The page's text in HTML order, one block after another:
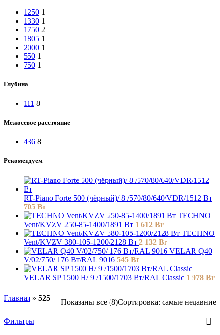
1250 1
1330 1
1750 2
1805 1
2000 1
550 1
750 1
Глубина
111 8
Межосевое расстояние
436 8
Рекомендуем
RT-Piano Forte 500 (чёрный)/ 8 /570/80/640/VDR/1512 Вт
705 Br
TECHNO
Vent/KVZV 250-85-1400/1891 Вт 1 612 Br
TECHNO
Vent/KVZV 380-105-1200/2128 Вт 2 132 Br
VELAR Q40
V/02/750/ 176 Bт/RAL 9016 545 Br
VELAR SP 1500 H/ 9 /1500/1703 Вт/RAL Classic 1 978 Br
Главная » 525 Показаны все (8)Сортировка: самые недавние
Фильтры